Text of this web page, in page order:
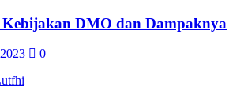
Kebijakan DMO dan Dampaknya
0